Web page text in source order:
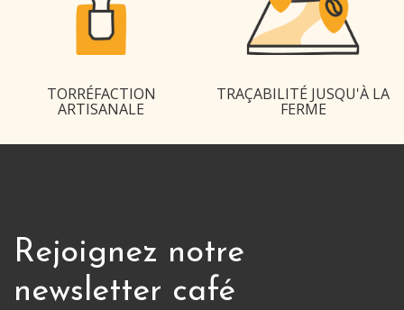
TORRÉFACTION
ARTISANALE
TRAÇABILITÉ JUSQU'À LA
FERME
Rejoignez notre
newsletter café